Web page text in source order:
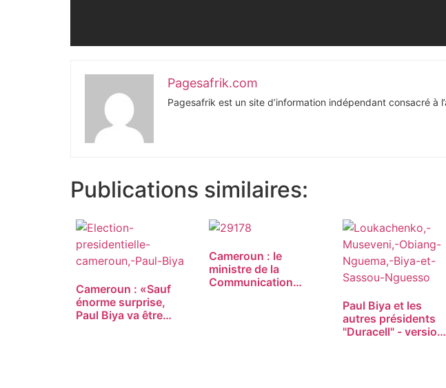
Pagesafrik.com
Pagesafrik est un site d’information indépendant consacré à
Publications similaires:
Cameroun : «Sauf
énorme surprise,
Paul Biya va être
Cameroun : le
ministre de la
Communication
Paul Biya et les
autres présidents
"Duracell" - version